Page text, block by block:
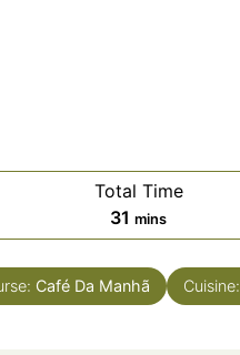
Total Time
31 minutes
mins
Café Da Manhã Cuisine: